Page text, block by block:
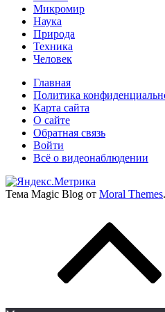
Микромир
Наука
Природа
Техника
Человек
Главная
Политика
Карта сайта
О сайте
Обратная связь
Войти
Всё о видеонаблюдении
Тема Magic Blog от Moral Themes.